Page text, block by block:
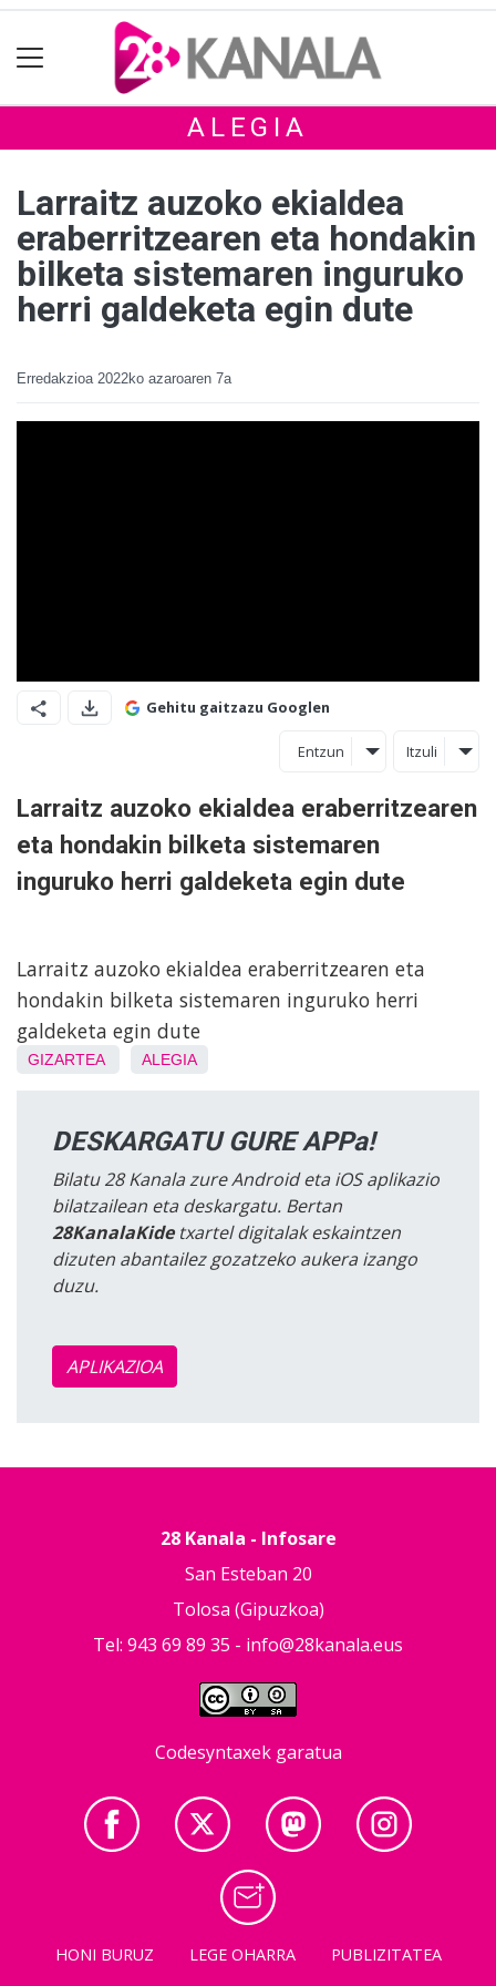
ALEGIA
Larraitz auzoko ekialdea
eraberritzearen eta hondakin
bilketa sistemaren inguruko
herri galdeketa egin dute
Erredakzioa 2022ko azaroaren 7a
Gehitu gaitzazu Googlen
Entzun Itzuli
Larraitz auzoko ekialdea eraberritzearen
eta hondakin bilketa sistemaren
inguruko herri galdeketa egin dute
Larraitz auzoko ekialdea eraberritzearen eta
hondakin bilketa sistemaren inguruko herri
galdeketa egin dute
GIZARTEA ALEGIA
DESKARGATU GURE APPa!
Bilatu 28 Kanala zure Android eta iOS aplikazio
bilatzailean eta deskargatu. Bertan
28KanalaKidetxartel digitalak eskaintzen
dizuten abantailez gozatzeko aukera izango
duzu.
APLIKAZIOA
28 Kanala - Infosare
San Esteban 20
Tolosa (Gipuzkoa)
Tel: 943 69 89 35 - info@28kanala.eus
Codesyntaxek garatua
HONI BURUZ LEGE OHARRA PUBLIZITATEA